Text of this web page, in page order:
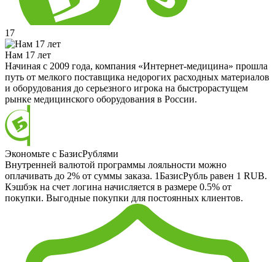
17
Нам 17 лет
Начиная с 2009 года, компания «Интернет-медицина» прошла
путь от мелкого поставщика недорогих расходных материалов
и оборудования до серьезного игрока на быстрорастущем
рынке медицинского оборудования в России.
Экономьте с БазисРублями
Внутренней валютой программы лояльности можно
оплачивать до 2% от суммы заказа. 1БазисРубль равен 1 RUB.
Кэшбэк на счет логина начисляется в размере 0.5% от
покупки. Выгодные покупки для постоянных клиентов.